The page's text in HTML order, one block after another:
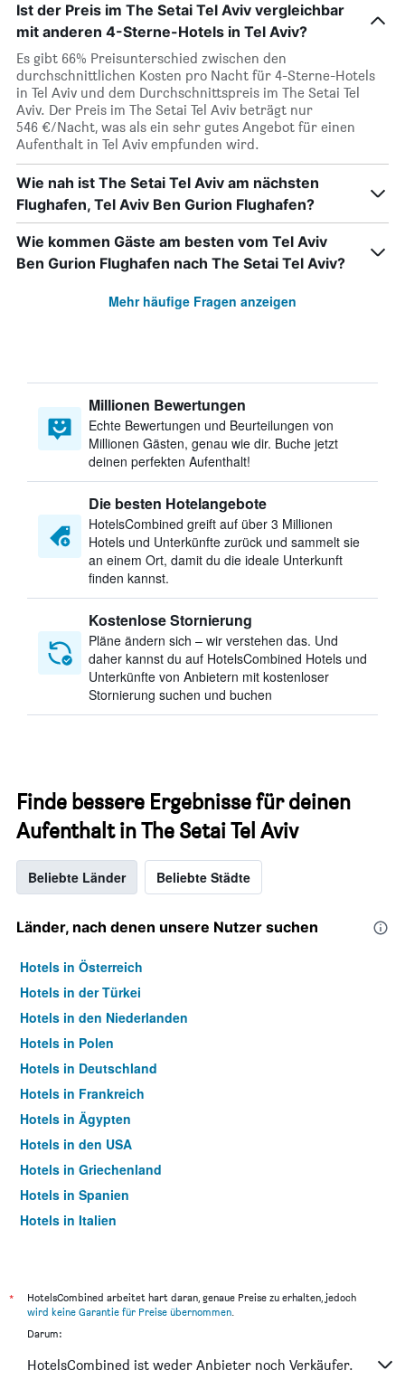
Ist der Preis im The Setai Tel Aviv vergleichbar
mit anderen 4-Sterne-Hotels in Tel Aviv?
Es gibt 66% Preisunterschied zwischen den
durchschnittlichen Kosten pro Nacht für 4-Sterne-Hotels
in Tel Aviv und dem Durchschnittspreis im The Setai Tel
Aviv. Der Preis im The Setai Tel Aviv beträgt nur
546 €/Nacht, was als ein sehr gutes Angebot für einen
Aufenthalt in Tel Aviv empfunden wird.
Wie nah ist The Setai Tel Aviv am nächsten
Flughafen, Tel Aviv Ben Gurion Flughafen?
Wie kommen Gäste am besten vom Tel Aviv
Ben Gurion Flughafen nach The Setai Tel Aviv?
Mehr häufige Fragen anzeigen
Millionen Bewertungen
Echte Bewertungen und Beurteilungen von
Millionen Gästen, genau wie dir. Buche jetzt
deinen perfekten Aufenthalt!
Die besten Hotelangebote
HotelsCombined greift auf über 3 Millionen
Hotels und Unterkünfte zurück und sammelt sie
an einem Ort, damit du die ideale Unterkunft
finden kannst.
Kostenlose Stornierung
Pläne ändern sich – wir verstehen das. Und
daher kannst du auf HotelsCombined Hotels und
Unterkünfte von Anbietern mit kostenloser
Stornierung suchen und buchen
Finde bessere Ergebnisse für deinen
Aufenthalt in The Setai Tel Aviv
Beliebte Länder Beliebte Städte
Länder, nach denen unsere Nutzer suchen
Hotels in Österreich
Hotels in der Türkei
Hotels in den Niederlanden
Hotels in Polen
Hotels in Deutschland
Hotels in Frankreich
Hotels in Ägypten
Hotels in den USA
Hotels in Griechenland
Hotels in Spanien
Hotels in Italien
*
HotelsCombined arbeitet hart daran, genaue Preise zu erhalten, jedoch
wird keine Garantie für Preise übernommen.
Darum:
HotelsCombined ist weder Anbieter noch Verkäufer.